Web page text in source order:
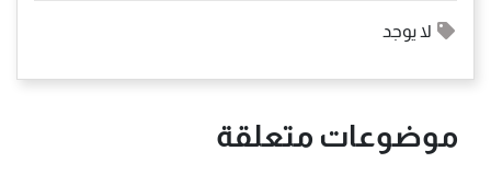
لا يوجد
موضوعات متعلقة